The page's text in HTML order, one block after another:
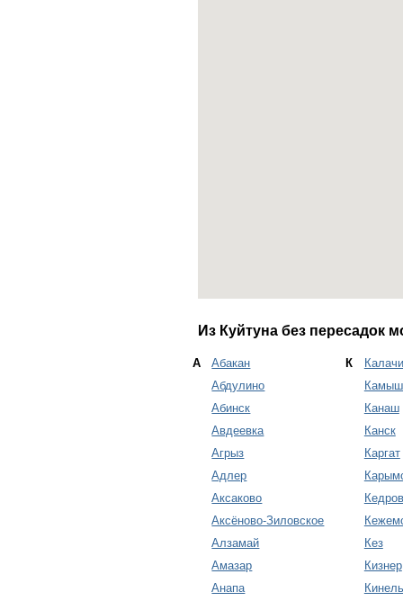
Из Куйтуна без пересадок
А
Абакан
Абдулино
Абинск
Авдеевка
Агрыз
Адлер
Аксаково
Аксёново-Зиловское
Алзамай
Амазар
Анапа
К
Канаш
Канск
Каргат
Кез
Кизнер
Кинель